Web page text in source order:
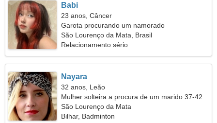
Babi
23 anos, Câncer
Garota procurando um namorado
São Lourenço da Mata, Brasil
Relacionamento sério
Nayara
32 anos, Leão
Mulher solteira a procura de um marido 37-42
São Lourenço da Mata
Bilhar, Badminton